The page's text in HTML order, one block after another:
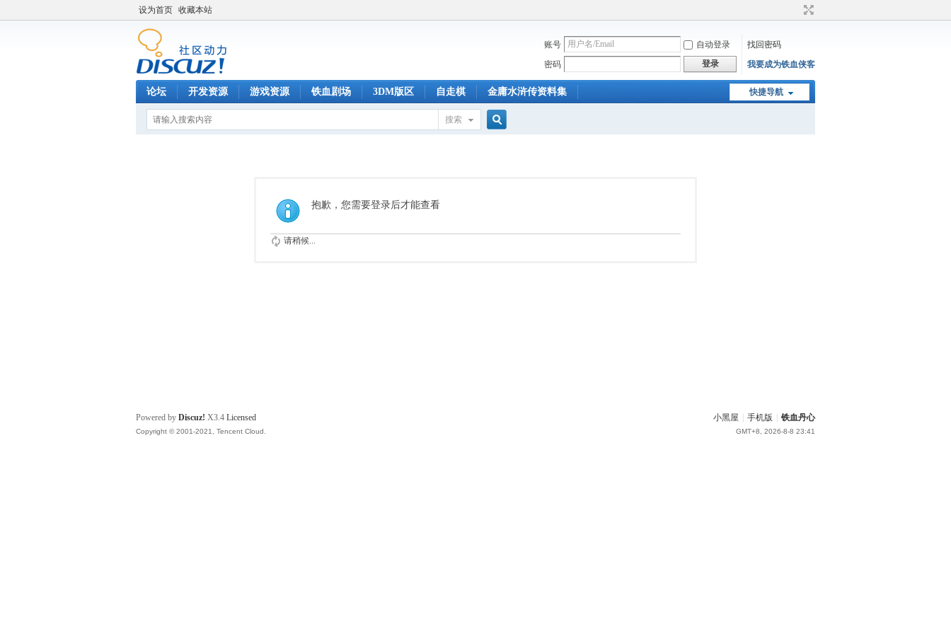
设为首页 收藏本站
账号 自动登录
找回密码
密码
登录 我要成为铁血侠客
快捷导航
论坛 开发资源 游戏资源 铁血剧场 3DM版区 自走棋 金庸水浒传资料集
搜索
抱歉，您需要登录后才能查看
请稍候...
小黑屋 手机版 铁血丹心
GMT+8, 2026-8-8 23:41
Powered by Discuz! X3.4 Licensed
Copyright © 2001-2021, Tencent Cloud.